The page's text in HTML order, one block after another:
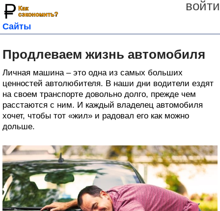
войти
Сайты
Продлеваем жизнь автомобиля
Личная машина – это одна из самых больших
ценностей автолюбителя. В наши дни водители ездят
на своем транспорте довольно долго, прежде чем
расстаются с ним. И каждый владелец автомобиля
хочет, чтобы тот «жил» и радовал его как можно
дольше.